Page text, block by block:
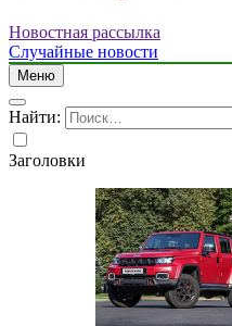
Новостная рассылка
Случайные новости
Меню
Найти:
Заголовки